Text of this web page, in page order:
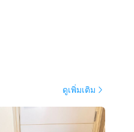
ดูเพิ่มเติม